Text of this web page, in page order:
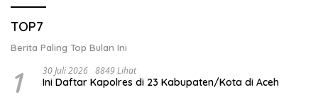
TOP7
Berita Paling Top Bulan Ini
1 30 Juli 2026 8849 Lihat
Ini Daftar Kapolres di 23 Kabupaten/Kota di Aceh